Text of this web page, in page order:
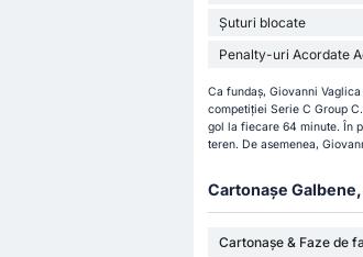
Șuturi blocate
Penalty-uri Acordate
Ca fundaș, Giovanni
competiției Serie C Group
gol la fiecare 64 minute. În
teren. De asemenea,
Cartonașe
Cartonașe & Faze de